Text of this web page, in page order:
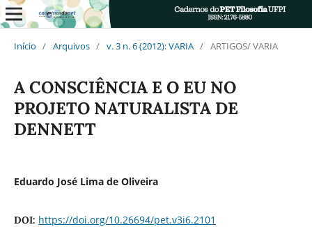
Início / Arquivos / v. 3 n. 6 (2012): VARIA / ARTIGOS/ VARIA
A CONSCIÊNCIA E O EU NO
PROJETO NATURALISTA DE
DENNETT
Eduardo José Lima de Oliveira
DOI: https://doi.org/10.26694/pet.v3i6.2101